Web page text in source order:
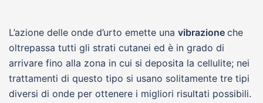
L’azione delle onde d’urto emette una vibrazione che
oltrepassa tutti gli strati cutanei ed è in grado di
arrivare fino alla zona in cui si deposita la cellulite; nei
trattamenti di questo tipo si usano solitamente tre tipi
diversi di onde per ottenere i migliori risultati possibili.